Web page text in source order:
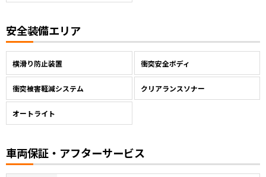
安全装備エリア
横滑り防止装置 衝突安全ボディ
衝突被害軽減システム クリアランスソナー
オートライト
車両保証・アフターサービス